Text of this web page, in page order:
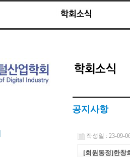
공지사항
작성일 : 23-09-
[회원동정]한창